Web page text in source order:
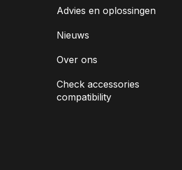
Advies en oplossingen
Nieuws
Over ons
Check accessories
compatibility